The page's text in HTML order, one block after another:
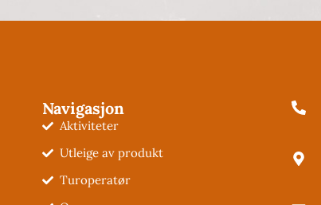
Navigasjon
Aktiviteter
Utleige av produkt
Turoperatør